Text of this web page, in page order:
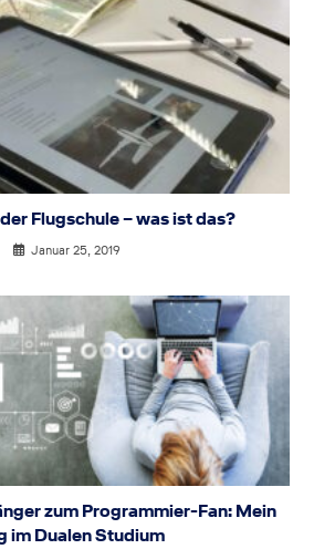
Flugschule – was ist das?
Januar 25, 2019
zum Programmier-Fan: Mein
im Dualen Studium